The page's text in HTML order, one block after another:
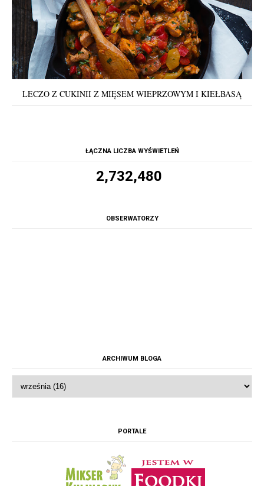
LECZO Z CUKINII Z MIĘSEM WIEPRZOWYM I KIEŁBASĄ
ŁĄCZNA LICZBA WYŚWIETLEŃ
2,732,480
OBSERWATORZY
ARCHIWUM BLOGA
PORTALE